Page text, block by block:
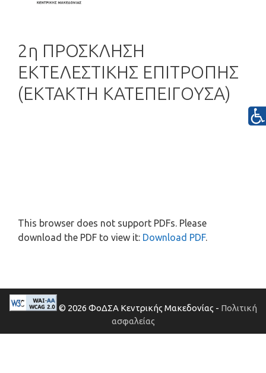
2η ΠΡΟΣΚΛΗΣΗ
ΕΚΤΕΛΕΣΤΙΚΗΣ ΕΠΙΤΡΟΠΗΣ
(ΕΚΤΑΚΤΗ ΚΑΤΕΠΕΙΓΟΥΣΑ)
This browser does not support PDFs. Please
download the PDF to view it: Download PDF.
© 2026 ΦοΔΣΑ Κεντρικής Μακεδονίας - Πολιτική
ασφαλείας